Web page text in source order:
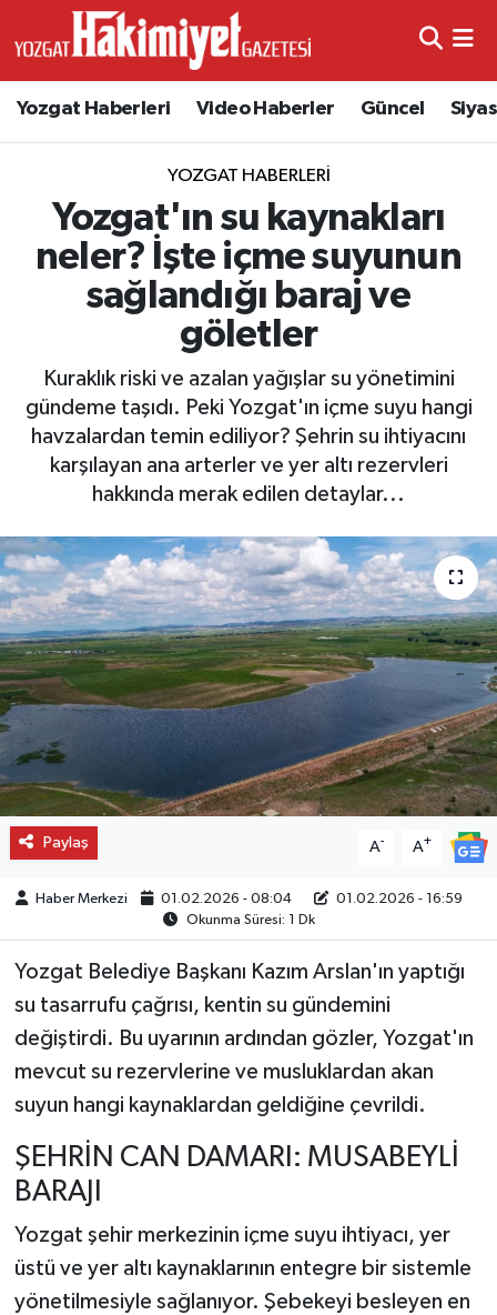
Yozgat Haberleri Video Haberler Güncel
YOZGAT HABERLERI
Yozgat'ın su kaynakları
neler? İşte içme suyunun
sağlandığı baraj ve
göletler
Kuraklık riski ve azalan yağışlar su yönetimini
gündeme taşıdı. Peki Yozgat'ın içme suyu hangi
havzalardan temin ediliyor? Şehrin su ihtiyacını
karşılayan ana arterler ve yer altı rezervleri
hakkında merak edilen detaylar...
Paylaş A- A+
Haber Merkezi 01.02.2026 - 08:04
01.02.2026 - 16:59
Okunma Süresi: 1 Dk
Yozgat Belediye Başkanı Kazım Arslan'ın yaptığı
su tasarrufu çağrısı, kentin su gündemini
değiştirdi. Bu uyarının ardından gözler, Yozgat'ın
mevcut su rezervlerine ve musluklardan akan
suyun hangi kaynaklardan geldiğine çevrildi.
ŞEHRİN CAN DAMARI: MUSABEYLİ
BARAJI
Yozgat şehir merkezinin içme suyu ihtiyacı, yer
üstü ve yer altı kaynaklarının entegre bir sistemle
yönetilmesiyle sağlanıyor. Şebekeyi besleyen en